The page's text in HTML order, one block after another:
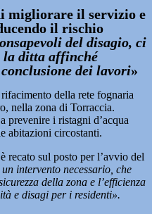
migliorare il servizio e
il rischio
del disagio, ci
la ditta affinché
dei lavori»
della rete fognaria
nella zona di Torraccia.
prevenire i ristagni d’acqua
abitazioni circostanti.
recato sul posto per l’avvio del
intervento necessario, che
della zona e l’efficienza
e disagi per i residenti».